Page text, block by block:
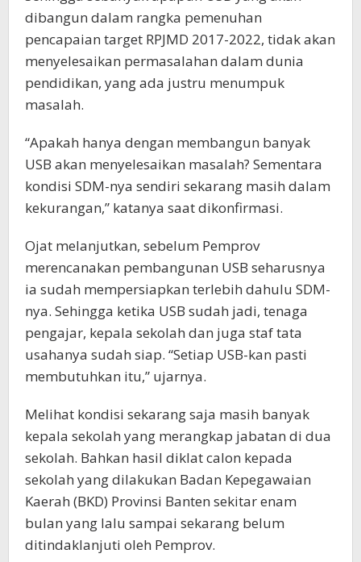
dibangun dalam rangka pemenuhan
pencapaian target RPJMD 2017-2022, tidak akan
menyelesaikan permasalahan dalam dunia
pendidikan, yang ada justru menumpuk
masalah.
“Apakah hanya dengan membangun banyak
USB akan menyelesaikan masalah? Sementara
kondisi SDM-nya sendiri sekarang masih dalam
kekurangan,” katanya saat dikonfirmasi.
Ojat melanjutkan, sebelum Pemprov
merencanakan pembangunan USB seharusnya
ia sudah mempersiapkan terlebih dahulu SDM-
nya. Sehingga ketika USB sudah jadi, tenaga
pengajar, kepala sekolah dan juga staf tata
usahanya sudah siap. “Setiap USB-kan pasti
membutuhkan itu,” ujarnya.
Melihat kondisi sekarang saja masih banyak
kepala sekolah yang merangkap jabatan di dua
sekolah. Bahkan hasil diklat calon kepada
sekolah yang dilakukan Badan Kepegawaian
Kaerah (BKD) Provinsi Banten sekitar enam
bulan yang lalu sampai sekarang belum
ditindaklanjuti oleh Pemprov.